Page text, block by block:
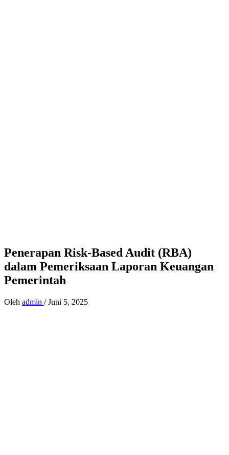
Penerapan Risk-Based Audit (RBA)
dalam Pemeriksaan Laporan Keuangan
Pemerintah
Oleh admin /Juni 5, 2025